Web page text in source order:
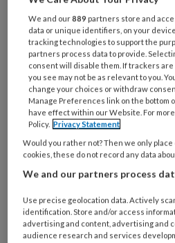
functie *
Bij
welke
organisatie
werk
je?
Untitled
Ontvang 2x per week
KinderopvangTotaal
Ontvang iedere
Management
Weekoverzicht
Ja, ik geef
van
We and our889 partners store and
data or unique identifiers, on your
tracking technologies to support the
partners process data to provide.
consent will disable them. If trackers
you see may not be as relevant to you.
change your choices or withdraw
Manage Preferences link on the bottom
have effect within our Website. For
Policy. Privacy Statement
Would you rather not? Then we only
cookies, these do not record any data
We and our partners process
Use precise geolocation data. Actively
identification. Store and/or access
advertising and content, advertising and
audience research and services